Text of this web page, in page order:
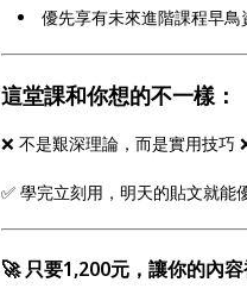
優先享有未來進階課程早鳥
這堂課和你想的不一樣：
❌ 不是艱深理論，而是實用技巧
✅ 學完立刻用，明天的貼文就能
🚀 只要1,200元，讓你的內容